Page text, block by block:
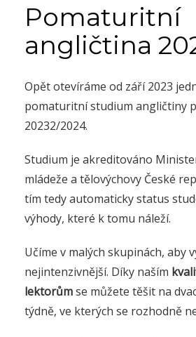
Pomaturitní
angličtina
Opět otevíráme od září 2023
pomaturitní studium angličtiny
20232/2024.
Studium je akreditováno
mládeže a tělovýchovy České
tím tedy automaticky status
výhody, které k tomu náleží.
Učíme v malých skupinách, aby
nejintenzivnější. Díky naším
lektorůmse můžete těšit na
týdně, ve kterých se rozhodně